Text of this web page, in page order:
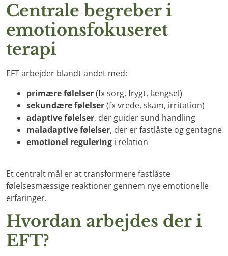
Centrale begreber i
emotionsfokuseret
terapi
EFT arbejder blandt andet med:
primære følelser(fx sorg, frygt, længsel)
sekundære følelser(fx vrede, skam, irritation)
adaptive følelser, der guider sund handling
maladaptive følelser, der er fastlåste og gentagne
emotionel regulering i relation
Et centralt mål er at transformere fastlåste
følelsesmæssige reaktioner gennem nye emotionelle
erfaringer.
Hvordan arbejdes der i
EFT?